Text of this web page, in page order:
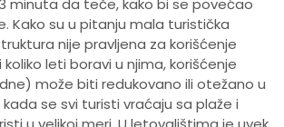
minuta da teče, kako bi se povećao
Kako su u pitanju mala turistička
nije pravljena za korišćenje
leti boravi u njima, korišćenje
može biti redukovano ili otežano u
se svi turisti vraćaju sa plaže i